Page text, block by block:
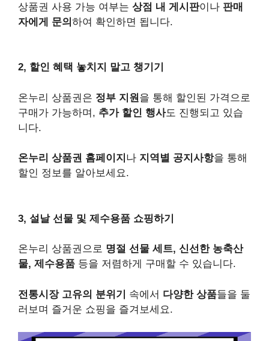
상품권 사용 가능 여부는 상점 내 게시판이나 판매
자에게 문의 하여 확인하면 됩니다.
2, 할인 혜택 놓치지 말고 챙기기
온누리 상품권은 정부 지원 을 통해 할인된 가격으로
구매가 가능하며, 추가 할인 행사도 진행되고 있습
니다.
온누리 상품권 홈페이지 나 지역별 공지사항을 통해
할인 정보를 알아보세요.
3, 설날 선물 및 제수용품 쇼핑하기
온누리 상품권으로 명절 선물 세트, 신선한 농축산
물, 제수용품 등을 저렴하게 구매할 수 있습니다.
전통시장 고유의 분위기 속에서 다양한 상품들을 둘
러보며 즐거운 쇼핑을 즐겨보세요.